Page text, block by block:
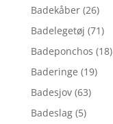
Badekåber (26)
Badelegetøj (71)
Badeponchos (18)
Baderinge (19)
Badesjov (63)
Badeslag (5)